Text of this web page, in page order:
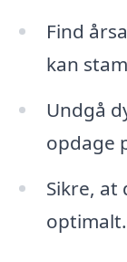
Find
kan
Undgå
opdage
Sikre,
optimalt.